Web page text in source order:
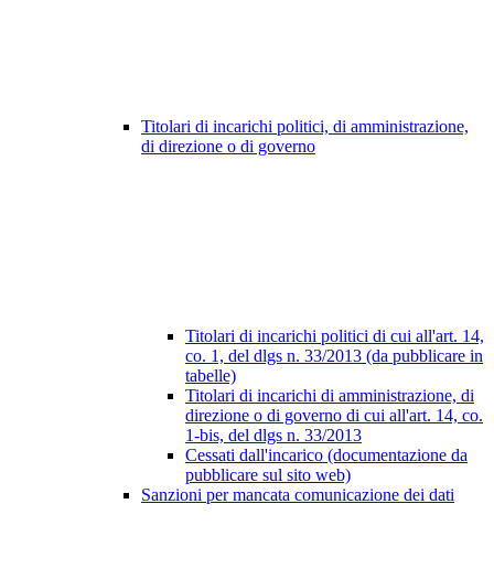
Titolari di incarichi politici, di amministrazione,
di direzione o di governo
Titolari di incarichi politici di cui all'art. 14,
co. 1, del dlgs n. 33/2013 (da pubblicare in
tabelle)
Titolari di incarichi di amministrazione, di
direzione o di governo di cui all'art. 14, co.
1-bis, del dlgs n. 33/2013
Cessati dall'incarico (documentazione da
pubblicare sul sito web)
Sanzioni per mancata comunicazione dei dati